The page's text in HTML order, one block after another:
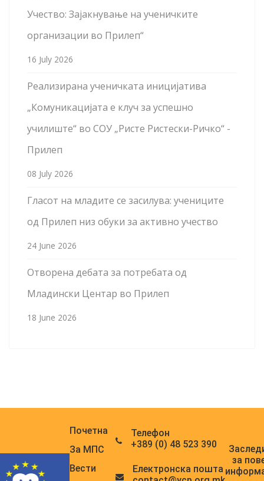
Учество: Зајакнување на ученичките
организации во Прилеп“
16 July 2026
Реализирана ученичката иницијатива
„Комуникацијата е клуч за успешно
училиште“ во СОУ „Ристе Ристески-Ричко“ -
Прилеп
08 July 2026
Гласот на младите се засилува: учениците
од Прилеп низ обуки за активно учество
24 June 2026
Отворена дебата за потребата од
Младински Центар во Прилеп
18 June 2026
Почетна
За МПС
Вести
Телефон
+389 (0) 48 523 390
Електронска поштa
за